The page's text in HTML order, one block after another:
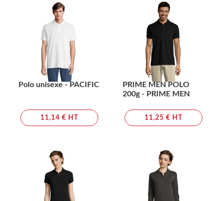
Polo unisexe - PACIFIC
11,14 € HT
PRIME MEN POLO
200g - PRIME MEN
11,25 € HT